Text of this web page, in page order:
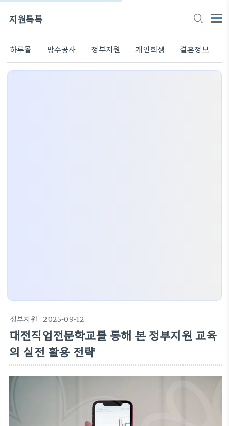
지원톡톡
하루몰 방수공사 정부지원 개인회생 결혼정보
정부지원 · 2025-09-12
대전직업전문학교를 통해 본 정부지원 교육
의 실전 활용 전략